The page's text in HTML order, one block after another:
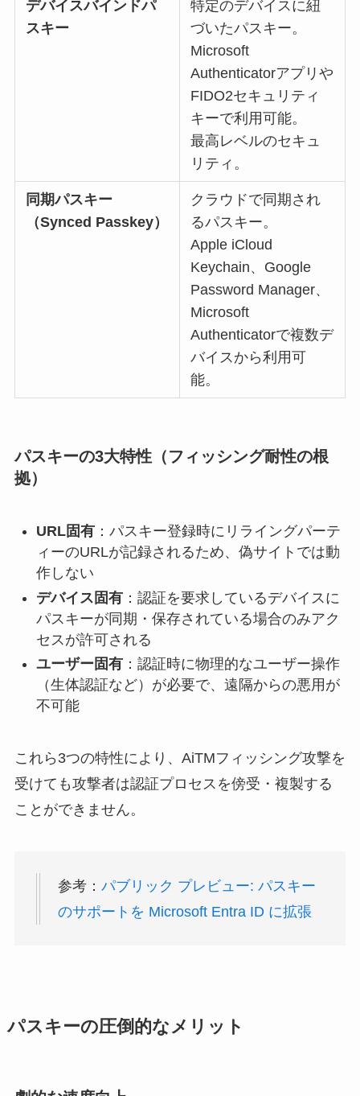
デバイスバインドパ
スキー
特定のデバイスに紐
づいたパスキー。
Microsoft
Authenticatorアプリや
FIDO2セキュリティ
キーで利用可能。
最高レベルのセキュ
リティ。
同期パスキー
（Synced Passkey）
クラウドで同期され
るパスキー。
Apple iCloud
Keychain、Google
Password Manager、
Microsoft
Authenticatorで複数デ
バイスから利用可
能。
パスキーの3大特性（フィッシング耐性の根
拠）
URL固有：パスキー登録時にリライングパーテ
ィーのURLが記録されるため、偽サイトでは動
作しない
デバイス固有：認証を要求しているデバイスに
パスキーが同期・保存されている場合のみアク
セスが許可される
ユーザー固有：認証時に物理的なユーザー操作
（生体認証など）が必要で、遠隔からの悪用が
不可能
これら3つの特性により、AiTMフィッシング攻撃を
受けても攻撃者は認証プロセスを傍受・複製する
ことができません。
参考： パブリック プレビュー: パスキー
のサポートを Microsoft Entra ID に拡張
パスキーの圧倒的なメリット